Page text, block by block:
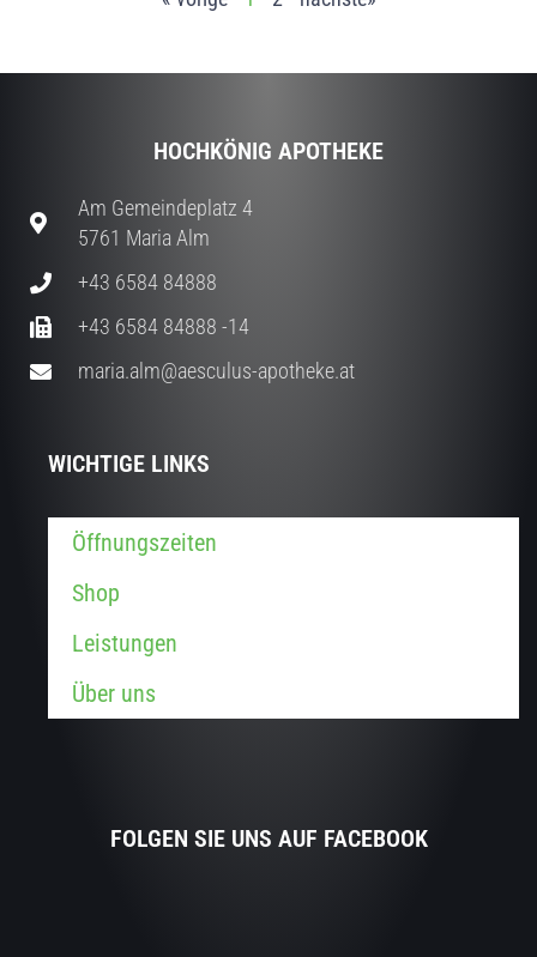
HOCHKÖNIG APOTHEKE
Am Gemeindeplatz 4
5761 Maria Alm
+43 6584 84888
+43 6584 84888 -14
maria.alm@aesculus-apotheke.at
WICHTIGE LINKS
Öffnungszeiten
Shop
Leistungen
Über uns
FOLGEN SIE UNS AUF FACEBOOK